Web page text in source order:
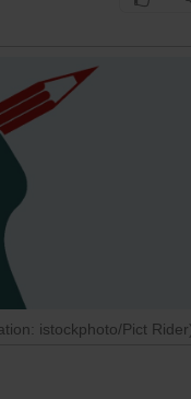
istockphoto/Pict